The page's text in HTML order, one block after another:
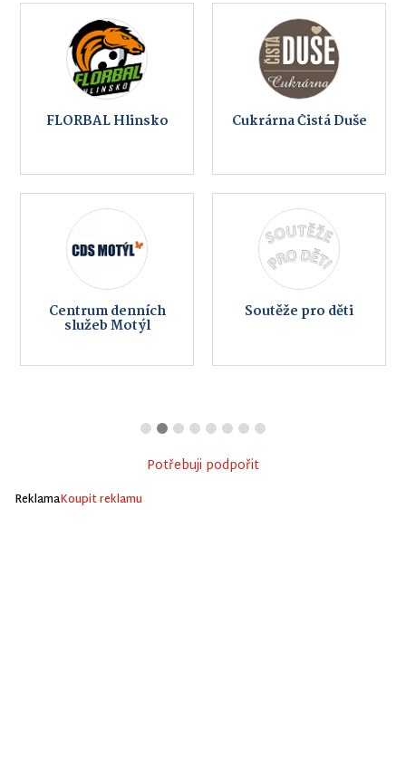
FLORBAL Hlinsko Cukrárna Čistá Duše
Centrum denních
služeb Motýl
Soutěže pro děti
Potřebuji podpořit
ReklamaKoupit reklamu